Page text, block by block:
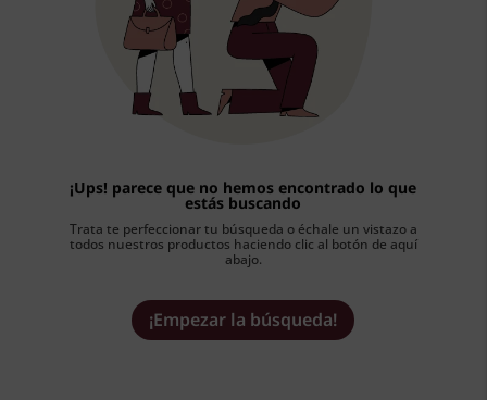
¡Ups! parece que no hemos encontrado lo que
estás buscando
Trata te perfeccionar tu búsqueda o échale un vistazo a
todos nuestros productos haciendo clic al botón de aquí
abajo.
¡Empezar la búsqueda!